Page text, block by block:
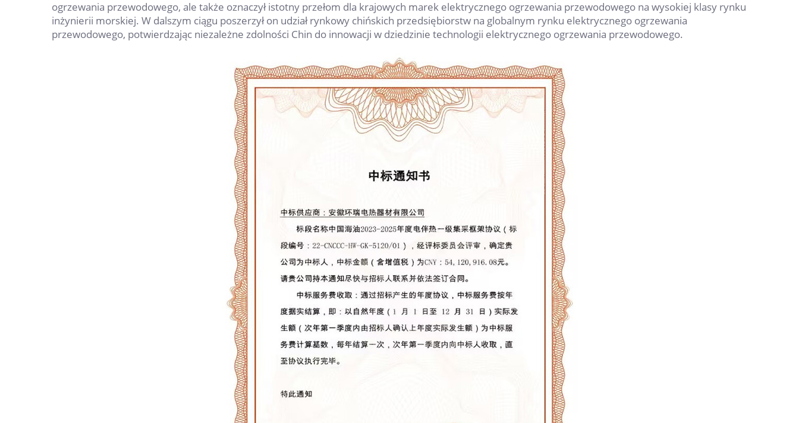
ogrzewania przewodowego, ale także oznaczył istotny przełom dla krajowych marek elektrycznego ogrzewania przewodowego na wysokiej klasy rynku
inżynierii morskiej. W dalszym ciągu poszerzył on udział rynkowy chińskich przedsiębiorstw na globalnym rynku elektrycznego ogrzewania
przewodowego, potwierdzając niezależne zdolności Chin do innowacji w dziedzinie technologii elektrycznego ogrzewania przewodowego.